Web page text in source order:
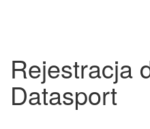
Rejestracja
Datasport